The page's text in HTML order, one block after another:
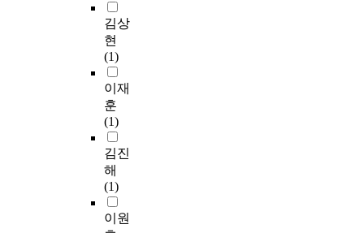
김상
현
(1)
이재
훈
(1)
김진
해
(1)
이원